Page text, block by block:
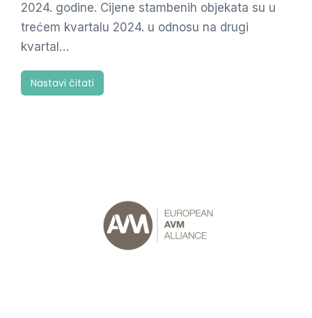
2024. godine. Cijene stambenih objekata su u
trećem kvartalu 2024. u odnosu na drugi
kvartal…
Nastavi čitati